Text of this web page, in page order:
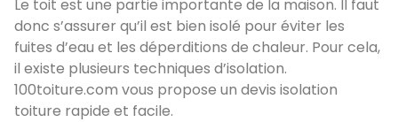
Le toit est une partie importante de la maison. Il faut
donc s’assurer qu’il est bien isolé pour éviter les
fuites d’eau et les déperditions de chaleur. Pour cela,
il existe plusieurs techniques d’isolation.
100toiture.com vous propose un devis isolation
toiture rapide et facile.